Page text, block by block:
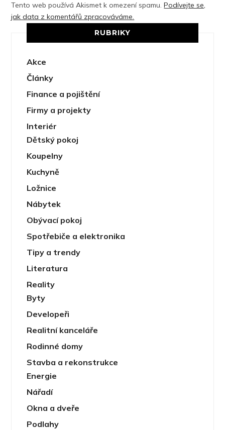
Tento web používá Akismet k omezení spamu.Podívejte se,
jak data z komentářů zpracováváme.
RUBRIKY
Akce
Články
Finance a pojištění
Firmy a projekty
Interiér
Dětský pokoj
Koupelny
Kuchyně
Ložnice
Nábytek
Obývací pokoj
Spotřebiče a elektronika
Tipy a trendy
Literatura
Reality
Byty
Developeři
Realitní kanceláře
Rodinné domy
Stavba a rekonstrukce
Energie
Nářadí
Okna a dveře
Podlahy